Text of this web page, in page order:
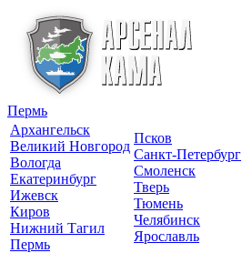
Пермь
Архангельск
Великий Новгород
Вологда
Екатеринбург
Ижевск
Киров
Нижний Тагил
Пермь
Псков
Санкт-Петербург
Смоленск
Тверь
Тюмень
Челябинск
Ярославль